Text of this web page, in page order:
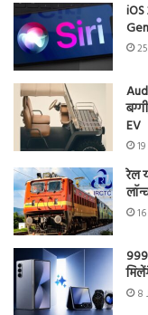
iOS
EV
रेल
8